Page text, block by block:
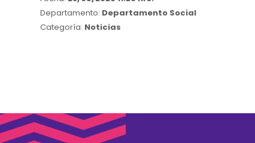
Departamento: Departamento Social
Categoría: Noticias